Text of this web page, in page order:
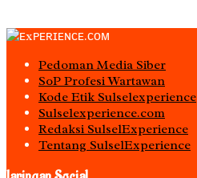
Pedoman Media Siber
S0P Profesi Wartawan
Kode Etik Sulselexperience
Sulselexperience.com
Redaksi SulselExperience
Tentang SulselExperience